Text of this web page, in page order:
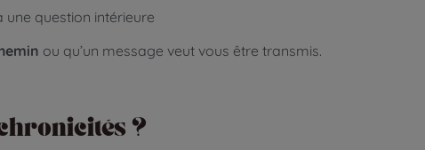
question intérieure
ou qu’un message veut vous être transmis.
?